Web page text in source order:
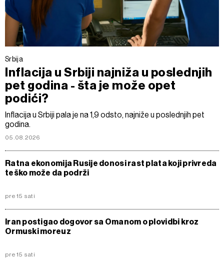
Srbija
Inflacija u Srbiji najniža u poslednjih
pet godina - šta je može opet
podići?
Inflacija u Srbiji pala je na 1,9 odsto, najniže u poslednjih pet
godina.
05.08.2026
Ratna ekonomija Rusije donosi rast plata koji privreda
teško može da podrži
pre 15 sati
Iran postigao dogovor sa Omanom o plovidbi kroz
Ormuski moreuz
pre 15 sati